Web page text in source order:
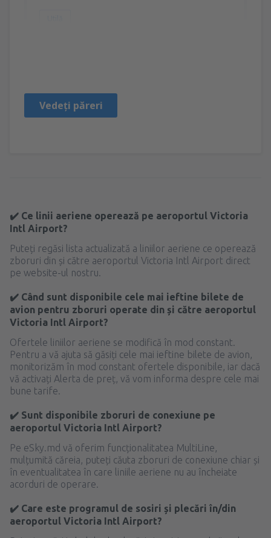
Vedeți păreri
✔️ Ce linii aeriene operează pe aeroportul Victoria
Intl Airport?
Puteți regăsi lista actualizată a liniilor aeriene ce operează
zboruri din și către aeroportul Victoria Intl Airport direct
pe website-ul nostru.
✔️ Când sunt disponibile cele mai ieftine bilete de
avion pentru zboruri operate din și către aeroportul
Victoria Intl Airport?
Ofertele liniilor aeriene se modifică în mod constant.
Pentru a vă ajuta să găsiți cele mai ieftine bilete de avion,
monitorizăm în mod constant ofertele disponibile, iar dacă
vă activați Alerta de preț, vă vom informa despre cele mai
bune tarife.
✔️ Sunt disponibile zboruri de conexiune pe
aeroportul Victoria Intl Airport?
Pe eSky.md vă oferim funcționalitatea MultiLine,
mulțumită căreia, puteți căuta zboruri de conexiune chiar și
în eventualitatea în care liniile aeriene nu au încheiate
acorduri de operare.
✔️ Care este programul de sosiri și plecări în/din
aeroportul Victoria Intl Airport?